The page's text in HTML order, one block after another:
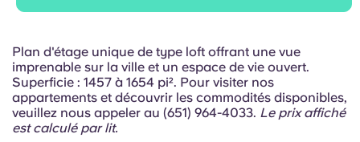
Italian
French
Portuguese
Plan d'étage unique de type loft offrant une vue
imprenable sur la ville et un espace de vie ouvert.
Superficie : 1457 à 1654 pi². Pour visiter nos
appartements et découvrir les commodités disponibles,
veuillez nous appeler au (651) 964-4033. Le prix affiché
est calculé par lit.